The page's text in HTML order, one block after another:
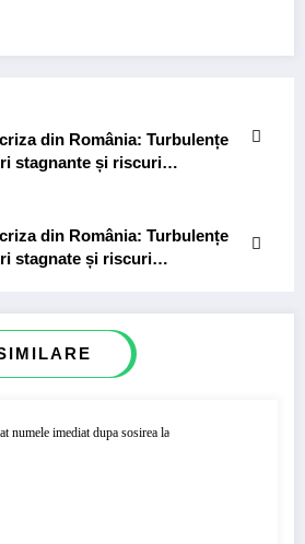
din România: Turbulențe
stagnante și riscuri
din România: Turbulențe
stagnate și riscuri